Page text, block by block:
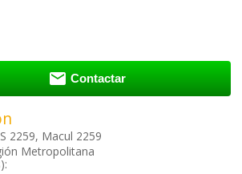
 Contactar
2259, Macul 2259
Metropolitana